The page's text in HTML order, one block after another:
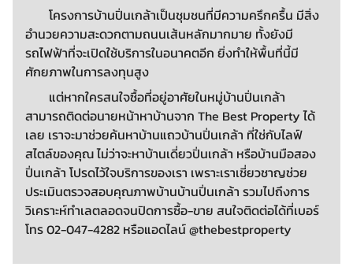
โครงการบ้านปิ่นเกล้าเป็นชุมชนที่มีความครึกครื้น มีสิ่ง
อำนวยความสะดวกตามถนนเส้นหลักมากมาย ทั้งยังมี
รถไฟฟ้าที่จะเปิดใช้บริการในอนาคตอีก ยิ่งทำให้พื้นที่นี้มี
ศักยภาพในการลงทุนสูง
แต่หากใครสนใจซื้อที่อยู่อาศัยในหมู่บ้านปิ่นเกล้า
สามารถติดต่อนายหน้าหาบ้านจาก The Best Property ได้
เลย เราจะมาช่วยค้นหาบ้านแถวบ้านปิ่นเกล้า ที่ใช่กับไลฟ์
สไตล์ของคุณ ไม่ว่าจะหาบ้านเดี่ยวปิ่นเกล้า หรือบ้านมือสอง
ปิ่นเกล้า โปรดไว้ใจบริการของเรา เพราะเราเชี่ยวชาญช่วย
ประเมินตรวจสอบคุณภาพบ้านบ้านปิ่นเกล้า รวมไปถึงการ
วิเคราะห์ทำเลตลอดจนปิดการซื้อ-ขาย สนใจติดต่อได้ที่เบอร์
โทร 02-047-4282 หรือแอดไลน์ @thebestproperty